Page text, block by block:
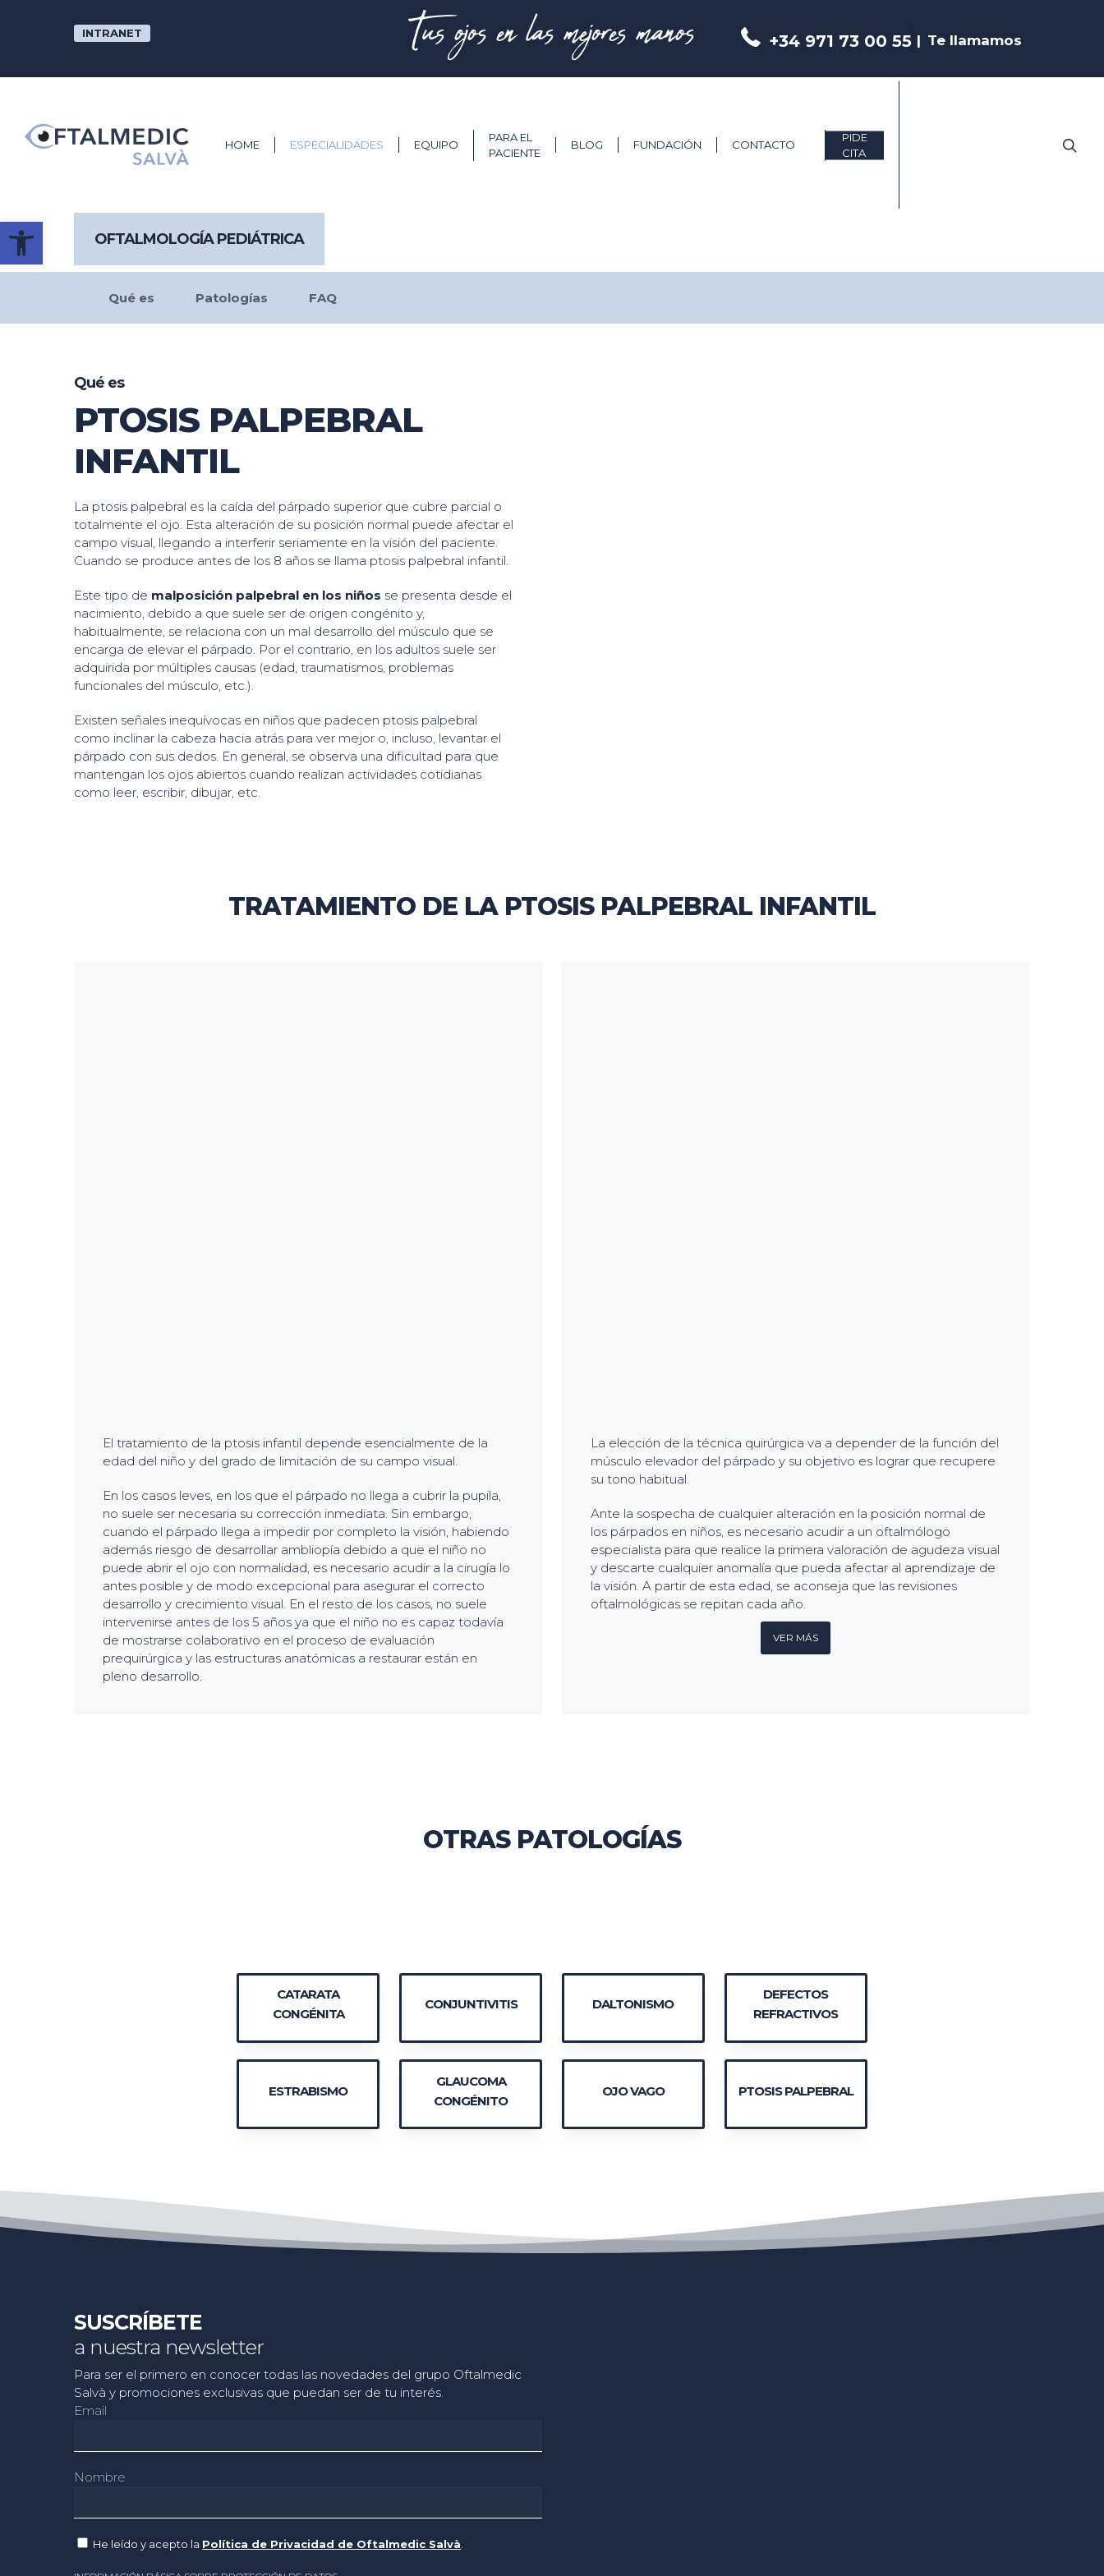
INTRANET Tus ojos en las mejores manos Te llamamos
+34 971 73 00 55
HOME ESPECIALIDADES EQUIPO
PARA EL
PACIENTE
BLOG FUNDACIÓN CONTACTO
PIDE
CITA
OFTALMOLOGÍA PEDIÁTRICA
Qué es Patologías FAQ
Qué es
PTOSIS PALPEBRAL
INFANTIL
La ptosis palpebral es la caída del párpado superior que cubre parcial o
totalmente el ojo. Esta alteración de su posición normal puede afectar el
campo visual, llegando a interferir seriamente en la visión del paciente.
Cuando se produce antes de los 8 años se llama ptosis palpebral infantil.
Este tipo de malposición palpebral en los niños se presenta desde el
nacimiento, debido a que suele ser de origen congénito y,
habitualmente, se relaciona con un mal desarrollo del músculo que se
encarga de elevar el párpado. Por el contrario, en los adultos suele ser
adquirida por múltiples causas (edad, traumatismos, problemas
funcionales del músculo, etc.).
Existen señales inequívocas en niños que padecen ptosis palpebral
como inclinar la cabeza hacia atrás para ver mejor o, incluso, levantar el
párpado con sus dedos. En general, se observa una dificultad para que
mantengan los ojos abiertos cuando realizan actividades cotidianas
como leer, escribir, dibujar, etc.
TRATAMIENTO DE LA PTOSIS PALPEBRAL INFANTIL
El tratamiento de la ptosis infantil depende esencialmente de la
edad del niño y del grado de limitación de su campo visual.
En los casos leves, en los que el párpado no llega a cubrir la pupila,
no suele ser necesaria su corrección inmediata. Sin embargo,
cuando el párpado llega a impedir por completo la visión, habiendo
además riesgo de desarrollar ambliopía debido a que el niño no
puede abrir el ojo con normalidad, es necesario acudir a la cirugía lo
antes posible y de modo excepcional para asegurar el correcto
desarrollo y crecimiento visual. En el resto de los casos, no suele
intervenirse antes de los 5 años ya que el niño no es capaz todavía
de mostrarse colaborativo en el proceso de evaluación
prequirúrgica y las estructuras anatómicas a restaurar están en
pleno desarrollo.
La elección de la técnica quirúrgica va a depender de la función del
músculo elevador del párpado y su objetivo es lograr que recupere
su tono habitual.
Ante la sospecha de cualquier alteración en la posición normal de
los párpados en niños, es necesario acudir a un oftalmólogo
especialista para que realice la primera valoración de agudeza visual
y descarte cualquier anomalía que pueda afectar al aprendizaje de
la visión. A partir de esta edad, se aconseja que las revisiones
oftalmológicas se repitan cada año.
VER MÁS
OTRAS PATOLOGÍAS
CATARATA
CONGÉNITA
CONJUNTIVITIS DALTONISMO
DEFECTOS
REFRACTIVOS
ESTRABISMO
GLAUCOMA
CONGÉNITO
OJO VAGO PTOSIS PALPEBRAL
SUSCRÍBETE
a nuestra newsletter
Para ser el primero en conocer todas las novedades del grupo Oftalmedic
Salvà y promociones exclusivas que puedan ser de tu interés.
Email
Nombre
He leído y acepto la Política de Privacidad de Oftalmedic Salvà
Abrir barra de herramientas